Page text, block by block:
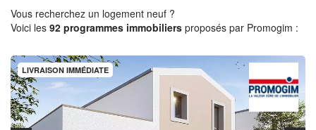
Vous recherchez un logement neuf ?
Voici les 92 programmes immobiliers proposés par Promogim :
LIVRAISON IMMÉDIATE